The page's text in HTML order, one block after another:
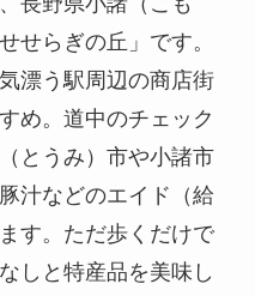
せらぎの丘」です。
漂う駅周辺の商店街
め。道中のチェック
とうみ）市や小諸市
汁などのエイド（給
す。ただ歩くだけで
しと特産品を美味し